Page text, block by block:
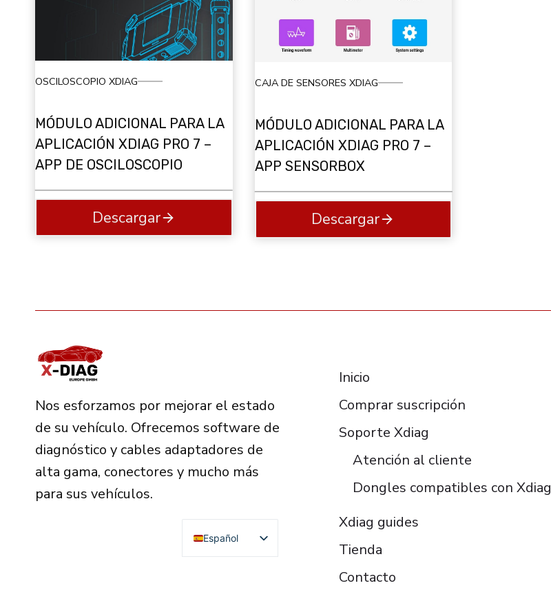
OSCILOSCOPIO XDIAG
MÓDULO ADICIONAL PARA LA
APLICACIÓN XDIAG PRO 7 –
APP DE OSCILOSCOPIO
Descargar
CAJA DE SENSORES XDIAG
MÓDULO ADICIONAL PARA LA
APLICACIÓN XDIAG PRO 7 –
APP SENSORBOX
Descargar
Nos esforzamos por mejorar el estado
de su vehículo. Ofrecemos software de
diagnóstico y cables adaptadores de
alta gama, conectores y mucho más
para sus vehículos.
Español
English
Inicio
Comprar suscripción
Soporte Xdiag
Atención al cliente
Dongles compatibles con Xdiag
Xdiag guides
Tienda
Contacto